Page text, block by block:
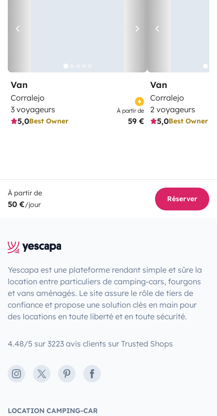
Van
Corralejo
3 voyageurs
5,0Best Owner
À partir de
59 €
Van
Corralejo
2 voyageurs
5,0Best Owner
À partir de
50 €/jour
Réserver
Yescapa est une plateforme rendant simple et sûre la
location entre particuliers de camping-cars, fourgons
et vans aménagés. Le site assure le rôle de tiers de
confiance et propose une solution clés en main pour
des locations en toute liberté et en toute sécurité.
4.48/5 sur 3223 avis clients sur Trusted Shops
Instagram
X PinterestFacebook
LOCATION CAMPING-CAR